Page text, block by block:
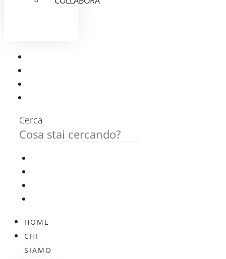
Cerca
HOME
CHI
SIAMO